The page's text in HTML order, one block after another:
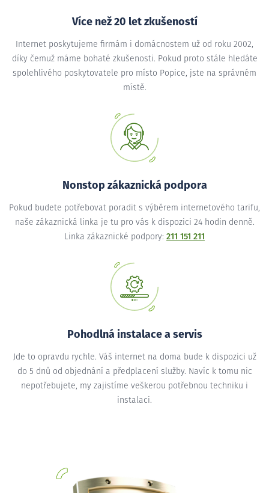
Více než 20 let zkušeností
Internet poskytujeme firmám i domácnostem už od roku 2002,
díky čemuž máme bohaté zkušenosti. Pokud proto stále hledáte
spolehlivého poskytovatele pro místo Popice, jste na správném
místě.
Nonstop zákaznická podpora
Pokud budete potřebovat poradit s výběrem internetového tarifu,
naše zákaznická linka je tu pro vás k dispozici 24 hodin denně.
Linka zákaznické podpory: 211 151 211
Pohodlná instalace a servis
Jde to opravdu rychle. Váš internet na doma bude k dispozici už
do 5 dnů od objednání a předplacení služby. Navíc k tomu nic
nepotřebujete, my zajistíme veškerou potřebnou techniku i
instalaci.